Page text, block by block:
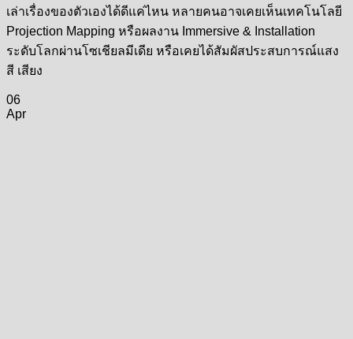
เล่าเรื่องของตัวเองได้ดีแค่ไหน หลายคนอาจเคยเห็นเทคโนโลยี
Projection Mapping หรือผลงาน Immersive & Installation
ระดับโลกผ่านโซเชียลมีเดีย หรือเคยได้สัมผัสประสบการณ์แสง
สี เสียง
06
Apr